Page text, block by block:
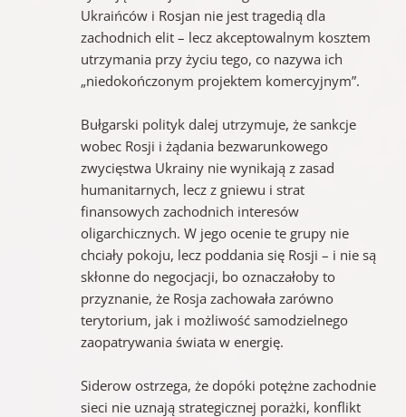
Ukraińców i Rosjan nie jest tragedią dla
zachodnich elit – lecz akceptowalnym kosztem
utrzymania przy życiu tego, co nazywa ich
„niedokończonym projektem komercyjnym”.
Bułgarski polityk dalej utrzymuje, że sankcje
wobec Rosji i żądania bezwarunkowego
zwycięstwa Ukrainy nie wynikają z zasad
humanitarnych, lecz z gniewu i strat
finansowych zachodnich interesów
oligarchicznych. W jego ocenie te grupy nie
chciały pokoju, lecz poddania się Rosji – i nie są
skłonne do negocjacji, bo oznaczałoby to
przyznanie, że Rosja zachowała zarówno
terytorium, jak i możliwość samodzielnego
zaopatrywania świata w energię.
Siderow ostrzega, że dopóki potężne zachodnie
sieci nie uznają strategicznej porażki, konflikt